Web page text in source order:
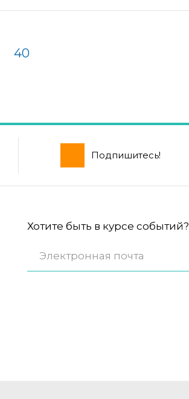
40
Подпишитесь!
Хотите быть в курсе событий?